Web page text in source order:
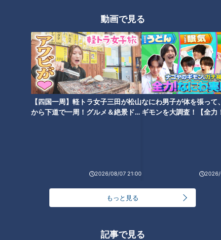
動画で見る
【四国一周】軽トラ女子三田が松山
から下道で一周！グルメ＆絶景ドラ
2026/08/07 21:00
なにわ男子が体を張って
ギモンを大調査！【全力
2026/
もっと見る
記事で見る
いえる戦況！ロードゲームとなる来週の6連戦、気を引き締め
直し、戦ってもらいたいものです！
さて今週のサンドラは、開幕から好調を持続し、交流戦におい